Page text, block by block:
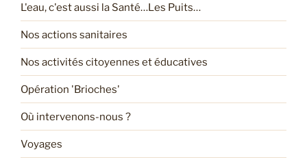
L'eau, c'est aussi la Santé…Les Puits…
Nos actions sanitaires
Nos activités citoyennes et éducatives
Opération 'Brioches'
Où intervenons-nous ?
Voyages